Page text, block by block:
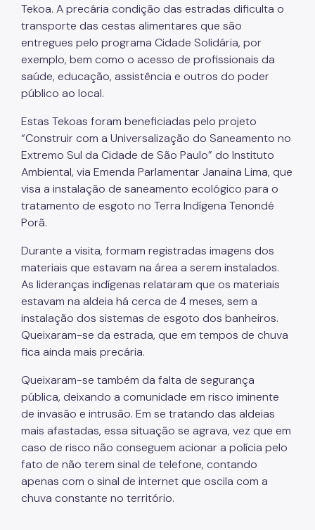
Tekoa. A precária condição das estradas dificulta o
transporte das cestas alimentares que são
entregues pelo programa Cidade Solidária, por
exemplo, bem como o acesso de profissionais da
saúde, educação, assistência e outros do poder
público ao local.
Estas Tekoas foram beneficiadas pelo projeto
“Construir com a Universalização do Saneamento no
Extremo Sul da Cidade de São Paulo” do Instituto
Ambiental, via Emenda Parlamentar Janaina Lima, que
visa a instalação de saneamento ecológico para o
tratamento de esgoto no Terra Indígena Tenondé
Porã.
Durante a visita, formam registradas imagens dos
materiais que estavam na área a serem instalados.
As lideranças indígenas relataram que os materiais
estavam na aldeia há cerca de 4 meses, sem a
instalação dos sistemas de esgoto dos banheiros.
Queixaram-se da estrada, que em tempos de chuva
fica ainda mais precária.
Queixaram-se também da falta de segurança
pública, deixando a comunidade em risco iminente
de invasão e intrusão. Em se tratando das aldeias
mais afastadas, essa situação se agrava, vez que em
caso de risco não conseguem acionar a polícia pelo
fato de não terem sinal de telefone, contando
apenas com o sinal de internet que oscila com a
chuva constante no território.